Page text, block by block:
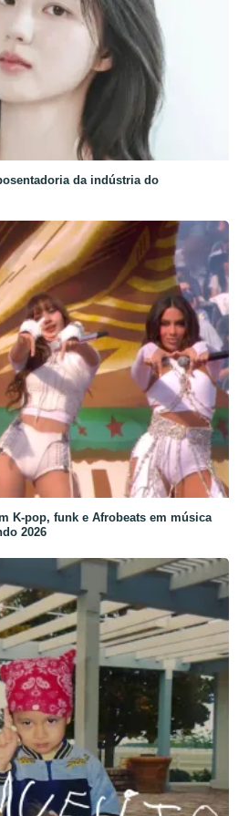
da indústria do
K-pop, funk e Afrobeats em música
2026